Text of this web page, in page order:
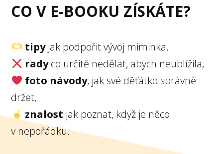
CO V E-BOOKU ZÍSKÁTE?
tipyjak podpořit vývoj miminka,
radyco určitě nedělat, abych neublížila,
foto návody, jak své děťátko správně
držet,
znalost jak poznat, když je něco
v nepořádku.